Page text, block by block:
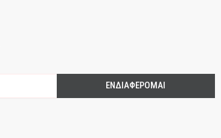
ΕΝΔΙΑΦΈΡΟΜΑΙ